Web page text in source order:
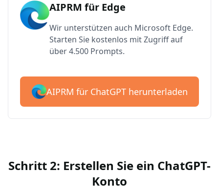
AIPRM für Edge
Wir unterstützen auch Microsoft Edge.
Starten Sie kostenlos mit Zugriff auf
über 4.500 Prompts.
AIPRM für ChatGPT herunterladen
Schritt 2: Erstellen Sie ein ChatGPT-
Konto